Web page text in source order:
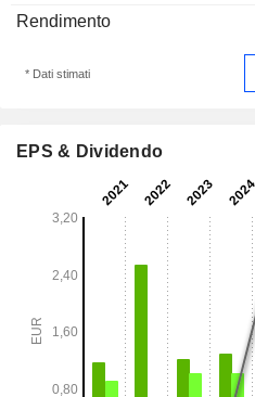
Rendimento
* Dati stimati
EPS & Dividendo